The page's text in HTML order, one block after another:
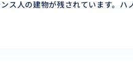
ス人の建物が残されています。ハ